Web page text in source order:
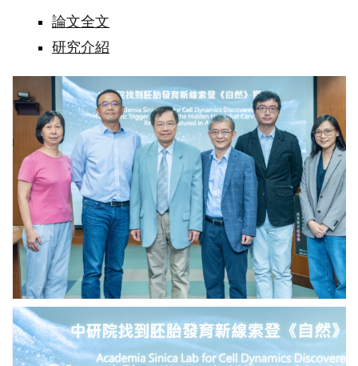
論文全文
研究介紹
研
院
賓
以
及
研
究
團
隊
合
影。
圖
／
中
研
院
提
供
中
研
院
唐